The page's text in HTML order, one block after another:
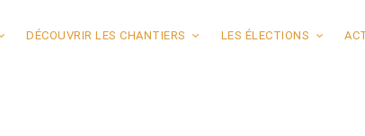
DÉCOUVRIR LES CHANTIERS LES ÉLECTIONS